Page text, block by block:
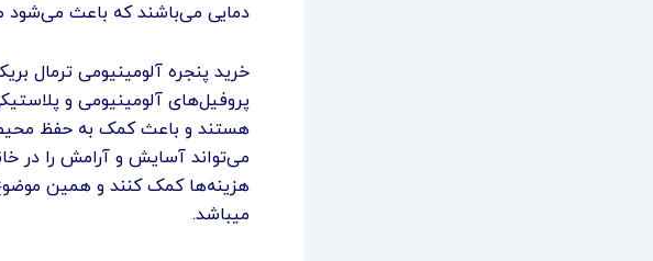
دمایی می‌باشند که باعث می‌شود
خرید پنجره آلومینیومی ترمال
پروفیل‌های آلومینیومی و
هستند و باعث کمک به حفظ محیط
می‌تواند آسایش و آرامش را در
هزینه‌ها کمک کنند و همین موضوع
میباشد.